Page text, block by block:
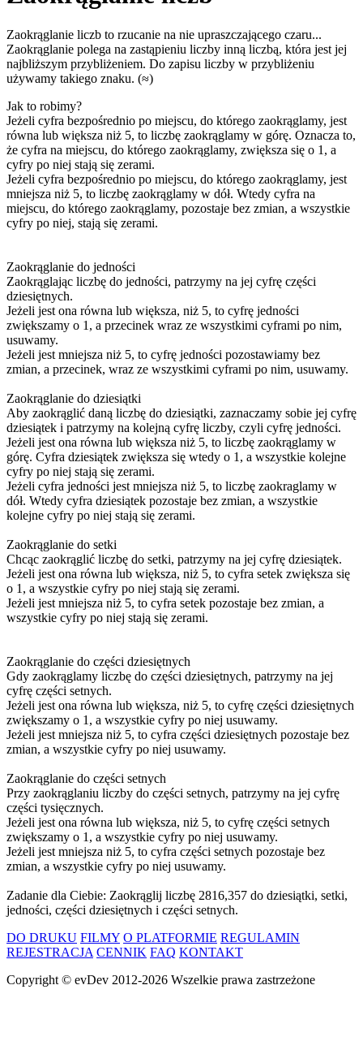
Zaokrąglanie liczb to rzucanie na nie upraszczającego czaru...
Zaokrąglanie polega na zastąpieniu liczby inną liczbą, która jest jej
najbliższym przybliżeniem. Do zapisu liczby w przybliżeniu
używamy takiego znaku. (≈)
Jak to robimy?
Jeżeli cyfra bezpośrednio po miejscu, do którego zaokrąglamy, jest
równa lub większa niż 5, to liczbę zaokrąglamy w górę. Oznacza to,
że cyfra na miejscu, do którego zaokrąglamy, zwiększa się o 1, a
cyfry po niej stają się zerami.
Jeżeli cyfra bezpośrednio po miejscu, do którego zaokrąglamy, jest
mniejsza niż 5, to liczbę zaokrąglamy w dół. Wtedy cyfra na
miejscu, do którego zaokrąglamy, pozostaje bez zmian, a wszystkie
cyfry po niej, stają się zerami.
Zaokrąglanie do jedności
Zaokrąglając liczbę do jedności, patrzymy na jej cyfrę części
dziesiętnych.
Jeżeli jest ona równa lub większa, niż 5, to cyfrę jedności
zwiększamy o 1, a przecinek wraz ze wszystkimi cyframi po nim,
usuwamy.
Jeżeli jest mniejsza niż 5, to cyfrę jedności pozostawiamy bez
zmian, a przecinek, wraz ze wszystkimi cyframi po nim, usuwamy.
Zaokrąglanie do dziesiątki
Aby zaokrąglić daną liczbę do dziesiątki, zaznaczamy sobie jej cyfrę
dziesiątek i patrzymy na kolejną cyfrę liczby, czyli cyfrę jedności.
Jeżeli jest ona równa lub większa niż 5, to liczbę zaokrąglamy w
górę. Cyfra dziesiątek zwiększa się wtedy o 1, a wszystkie kolejne
cyfry po niej stają się zerami.
Jeżeli cyfra jedności jest mniejsza niż 5, to liczbę zaokraglamy w
dół. Wtedy cyfra dziesiątek pozostaje bez zmian, a wszystkie
kolejne cyfry po niej stają się zerami.
Zaokrąglanie do setki
Chcąc zaokrąglić liczbę do setki, patrzymy na jej cyfrę dziesiątek.
Jeżeli jest ona równa lub większa, niż 5, to cyfra setek zwiększa się
o 1, a wszystkie cyfry po niej stają się zerami.
Jeżeli jest mniejsza niż 5, to cyfra setek pozostaje bez zmian, a
wszystkie cyfry po niej stają się zerami.
Zaokrąglanie do części dziesiętnych
Gdy zaokrąglamy liczbę do części dziesiętnych, patrzymy na jej
cyfrę części setnych.
Jeżeli jest ona równa lub większa, niż 5, to cyfrę części dziesiętnych
zwiększamy o 1, a wszystkie cyfry po niej usuwamy.
Jeżeli jest mniejsza niż 5, to cyfra części dziesiętnych pozostaje bez
zmian, a wszystkie cyfry po niej usuwamy.
Zaokrąglanie do części setnych
Przy zaokrąglaniu liczby do części setnych, patrzymy na jej cyfrę
części tysięcznych.
Jeżeli jest ona równa lub większa, niż 5, to cyfrę części setnych
zwiększamy o 1, a wszystkie cyfry po niej usuwamy.
Jeżeli jest mniejsza niż 5, to cyfra części setnych pozostaje bez
zmian, a wszystkie cyfry po niej usuwamy.
Zadanie dla Ciebie: Zaokrąglij liczbę 2816,357 do dziesiątki, setki,
jedności, części dziesiętnych i części setnych.
DO DRUKU FILMY O PLATFORMIE REGULAMIN
REJESTRACJA CENNIK FAQ KONTAKT
Copyright © evDev 2012-2026 Wszelkie prawa zastrzeżone